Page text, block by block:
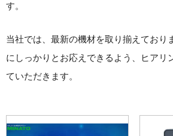
す。
当社では、最新の機材を取り揃えており
にしっかりとお応えできるよう、ヒアリ
ていただきます。